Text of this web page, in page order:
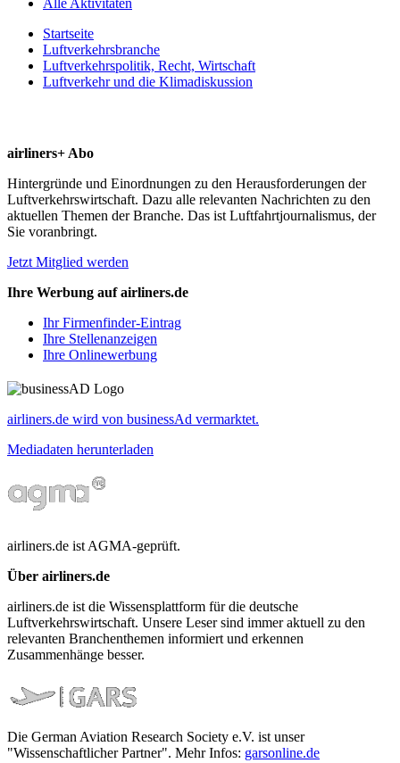
Startseite
Luftverkehrsbranche
Luftverkehrspolitik, Recht, Wirtschaft
Luftverkehr und die Klimadiskussion
airliners+ Abo
Hintergründe und Einordnungen zu den Herausforderungen der
Luftverkehrswirtschaft. Dazu alle relevanten Nachrichten zu den
aktuellen Themen der Branche. Das ist Luftfahrtjournalismus, der
Sie voranbringt.
Jetzt Mitglied werden
Ihre Werbung auf airliners.de
Ihr Firmenfinder-Eintrag
Ihre Stellenanzeigen
Ihre Onlinewerbung
airliners.de wird von businessAd vermarktet.
Mediadaten herunterladen
airliners.de ist AGMA-geprüft.
Über airliners.de
airliners.de ist die Wissensplattform für die deutsche
Luftverkehrswirtschaft. Unsere Leser sind immer aktuell zu den
relevanten Branchenthemen informiert und erkennen
Zusammenhänge besser.
Die German Aviation Research Society e.V. ist unser
"Wissenschaftlicher Partner". Mehr Infos: garsonline.de